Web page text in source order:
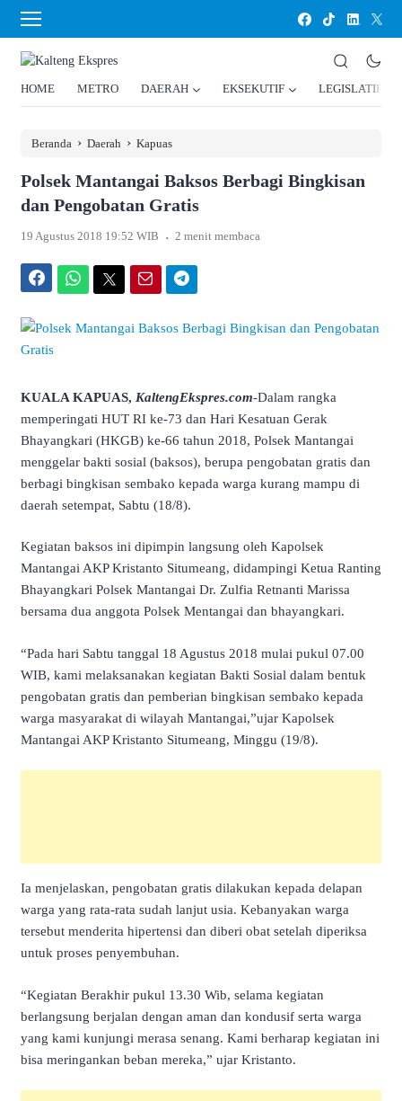
HOME METRO DAERAH EKSEKUTIF LEGISLATIF
Beranda › Daerah › Kapuas
Polsek Mantangai Baksos Berbagi Bingkisan
dan Pengobatan Gratis
19 Agustus 2018 19:52 WIB . 2 menit membaca
KUALA KAPUAS, KaltengEkspres.com-Dalam rangka
memperingati HUT RI ke-73 dan Hari Kesatuan Gerak
Bhayangkari (HKGB) ke-66 tahun 2018, Polsek Mantangai
menggelar bakti sosial (baksos), berupa pengobatan gratis dan
berbagi bingkisan sembako kepada warga kurang mampu di
daerah setempat, Sabtu (18/8).
Kegiatan baksos ini dipimpin langsung oleh Kapolsek
Mantangai AKP Kristanto Situmeang, didampingi Ketua Ranting
Bhayangkari Polsek Mantangai Dr. Zulfia Retnanti Marissa
bersama dua anggota Polsek Mentangai dan bhayangkari.
“Pada hari Sabtu tanggal 18 Agustus 2018 mulai pukul 07.00
WIB, kami melaksanakan kegiatan Bakti Sosial dalam bentuk
pengobatan gratis dan pemberian bingkisan sembako kepada
warga masyarakat di wilayah Mantangai,”ujar Kapolsek
Mantangai AKP Kristanto Situmeang, Minggu (19/8).
Ia menjelaskan, pengobatan gratis dilakukan kepada delapan
warga yang rata-rata sudah lanjut usia. Kebanyakan warga
tersebut menderita hipertensi dan diberi obat setelah diperiksa
untuk proses penyembuhan.
“Kegiatan Berakhir pukul 13.30 Wib, selama kegiatan
berlangsung berjalan dengan aman dan kondusif serta warga
yang kami kunjungi merasa senang. Kami berharap kegiatan ini
bisa meringankan beban mereka,” ujar Kristanto.